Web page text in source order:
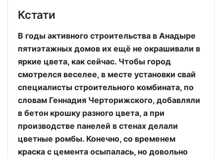
Кстати
В годы активного строительства в Анадыре
пятиэтажных домов их ещё не окрашивали в
яркие цвета, как сейчас. Чтобы город
смотрелся веселее, в месте установки свай
специалисты строительного комбината, по
словам Геннадия Черторижского, добавляли
в бетон крошку разного цвета, а при
производстве панелей в стенах делали
цветные ромбы. Конечно, со временем
краска с цемента осыпалась, но довольно